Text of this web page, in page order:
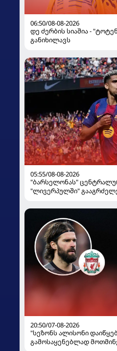
06:50/08-08-2026
დე ძერბის სიაშია -
განიხილავს
05:55/08-08-2026
"ბარსელონას"
"ლივერპულში"
20:50/07-08-2026
"სეზონს ალისონი
გამოსაყენებლად